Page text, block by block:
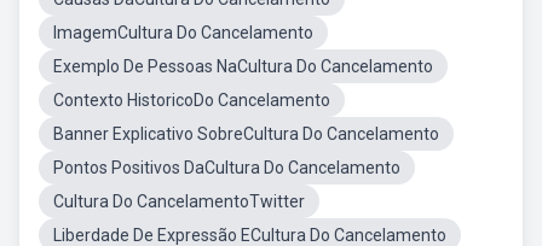
ImagemCultura Do Cancelamento
Exemplo De Pessoas NaCultura Do Cancelamento
Contexto HistoricoDo Cancelamento
Banner Explicativo SobreCultura Do Cancelamento
Pontos Positivos DaCultura Do Cancelamento
Cultura Do CancelamentoTwitter
Liberdade De Expressão ECultura Do Cancelamento